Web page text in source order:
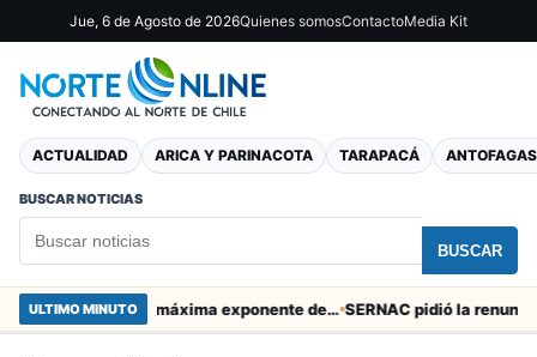
Jue, 6 de Agosto de 2026Quienes somosContactoMedia Kit
ACTUALIDAD ARICA Y PARINACOTA TARAPACÁ
BUSCAR NOTICIAS
BUSCAR
ULTIMO MINUTO Murió tacneña Charito Mistral máxima exponente de la música criolla durante 50 años